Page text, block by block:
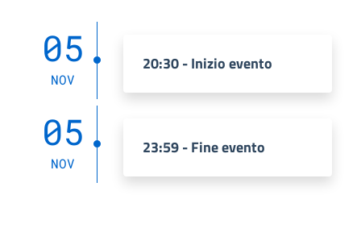
05
NOV
20:30 - Inizio evento
05
NOV
23:59 - Fine evento